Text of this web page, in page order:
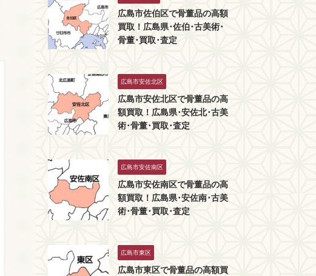
広島市佐伯区で骨董品の高額
買取！広島県･佐伯･古美術･
骨董･買取･査定
広島市安佐北区
広島市安佐北区で骨董品の高
額買取！広島県･安佐北･古美
術･骨董･買取･査定
広島市安佐南区
広島市安佐南区で骨董品の高
額買取！広島県･安佐南･古美
術･骨董･買取･査定
広島市東区
広島市東区で骨董品の高額買